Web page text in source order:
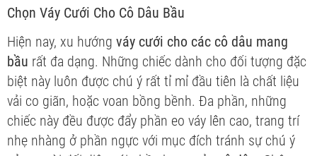
Chọn Váy Cưới Cho Cô Dâu Bầu
Hiện nay, xu hướng váy cưới cho các cô dâu mang
bầu rất đa dạng. Những chiếc dành cho đối tượng đặc
biệt này luôn được chú ý rất tỉ mỉ đầu tiên là chất liệu
vải co giãn, hoặc voan bồng bềnh. Đa phần, những
chiếc này đều được đẩy phần eo váy lên cao, trang trí
nhẹ nhàng ở phần ngực với mục đích tránh sự chú ý